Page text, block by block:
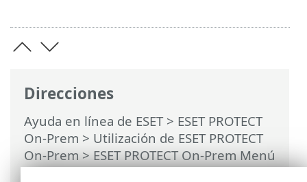
Direcciones
Ayuda en línea de ESET> ESET PROTECT
On-Prem > Utilización de ESET PROTECT
On-Prem>ESET PROTECT On-Prem Menú
principal>Tareas>Tareas del cliente>